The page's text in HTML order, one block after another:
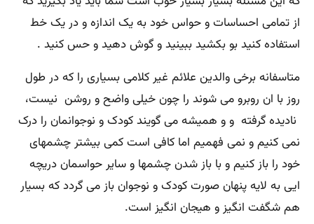
از تمامی احساسات و حواس خود به یک اندازه و در یک خط
استفاده کنید بو بکشید ببینید و گوش دهید و حس کنید .
متاسفانه برخی والدین علائم غیر کلامی بسیاری را که در طول
روز با ان روبرو می شوند را چون خیلی واضح و روشن نیست،
نادیده گرفته و و همیشه می گویند کودک و نوجوانمان را درک
نمی کنیم و نمی فهمیم اما کافی است کمی بیشتر چشمهای
خود را باز کنیم و با باز شدن چشمها و سایر حواسمان دریچه
ایی به لایه پنهان صورت کودک و نوجوان باز می گردد که بسیار
هم شگفت انگیز و هیجان انگیز است.